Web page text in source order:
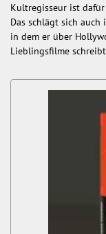
Kultregisseur ist
Das schlägt sich auch
in dem er über
Lieblingsfilme